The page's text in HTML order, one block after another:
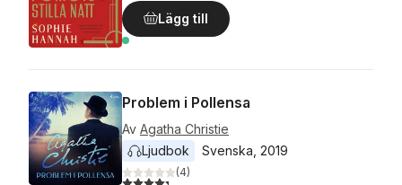
Lägg till
Problem i Pollensa
Av Agatha Christie
Ljudbok
Svenska 2019
4,3utav 5 stjärnor. Totalt antal röster:
(4)